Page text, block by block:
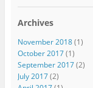
Archives
November 2018(1)
October 2017(1)
September 2017(2)
July 2017(2)